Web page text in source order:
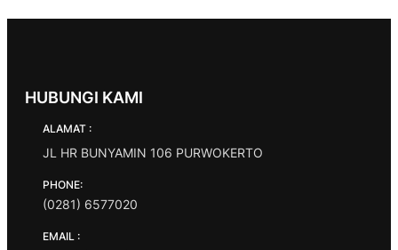
HUBUNGI KAMI
ALAMAT :
JL HR BUNYAMIN 106 PURWOKERTO
PHONE:
(0281) 6577020
EMAIL :